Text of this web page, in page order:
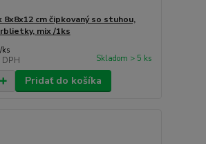
8x8x12 cm čipkovaný so stuhou,
mix /1ks
/ks
Skladom > 5 ks
Pridať do košíka